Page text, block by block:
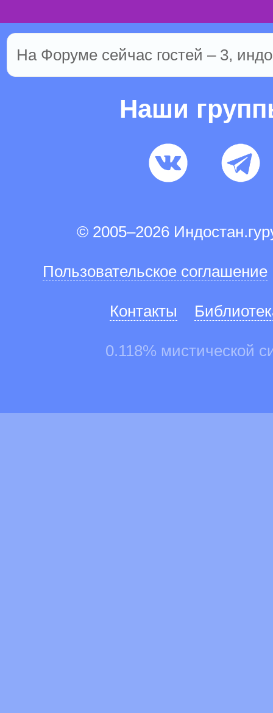
На Форуме сейчас гостей – 3,
Наши
© 2005–2026
Пользовательское соглашение
Контакты
0.118% мистической